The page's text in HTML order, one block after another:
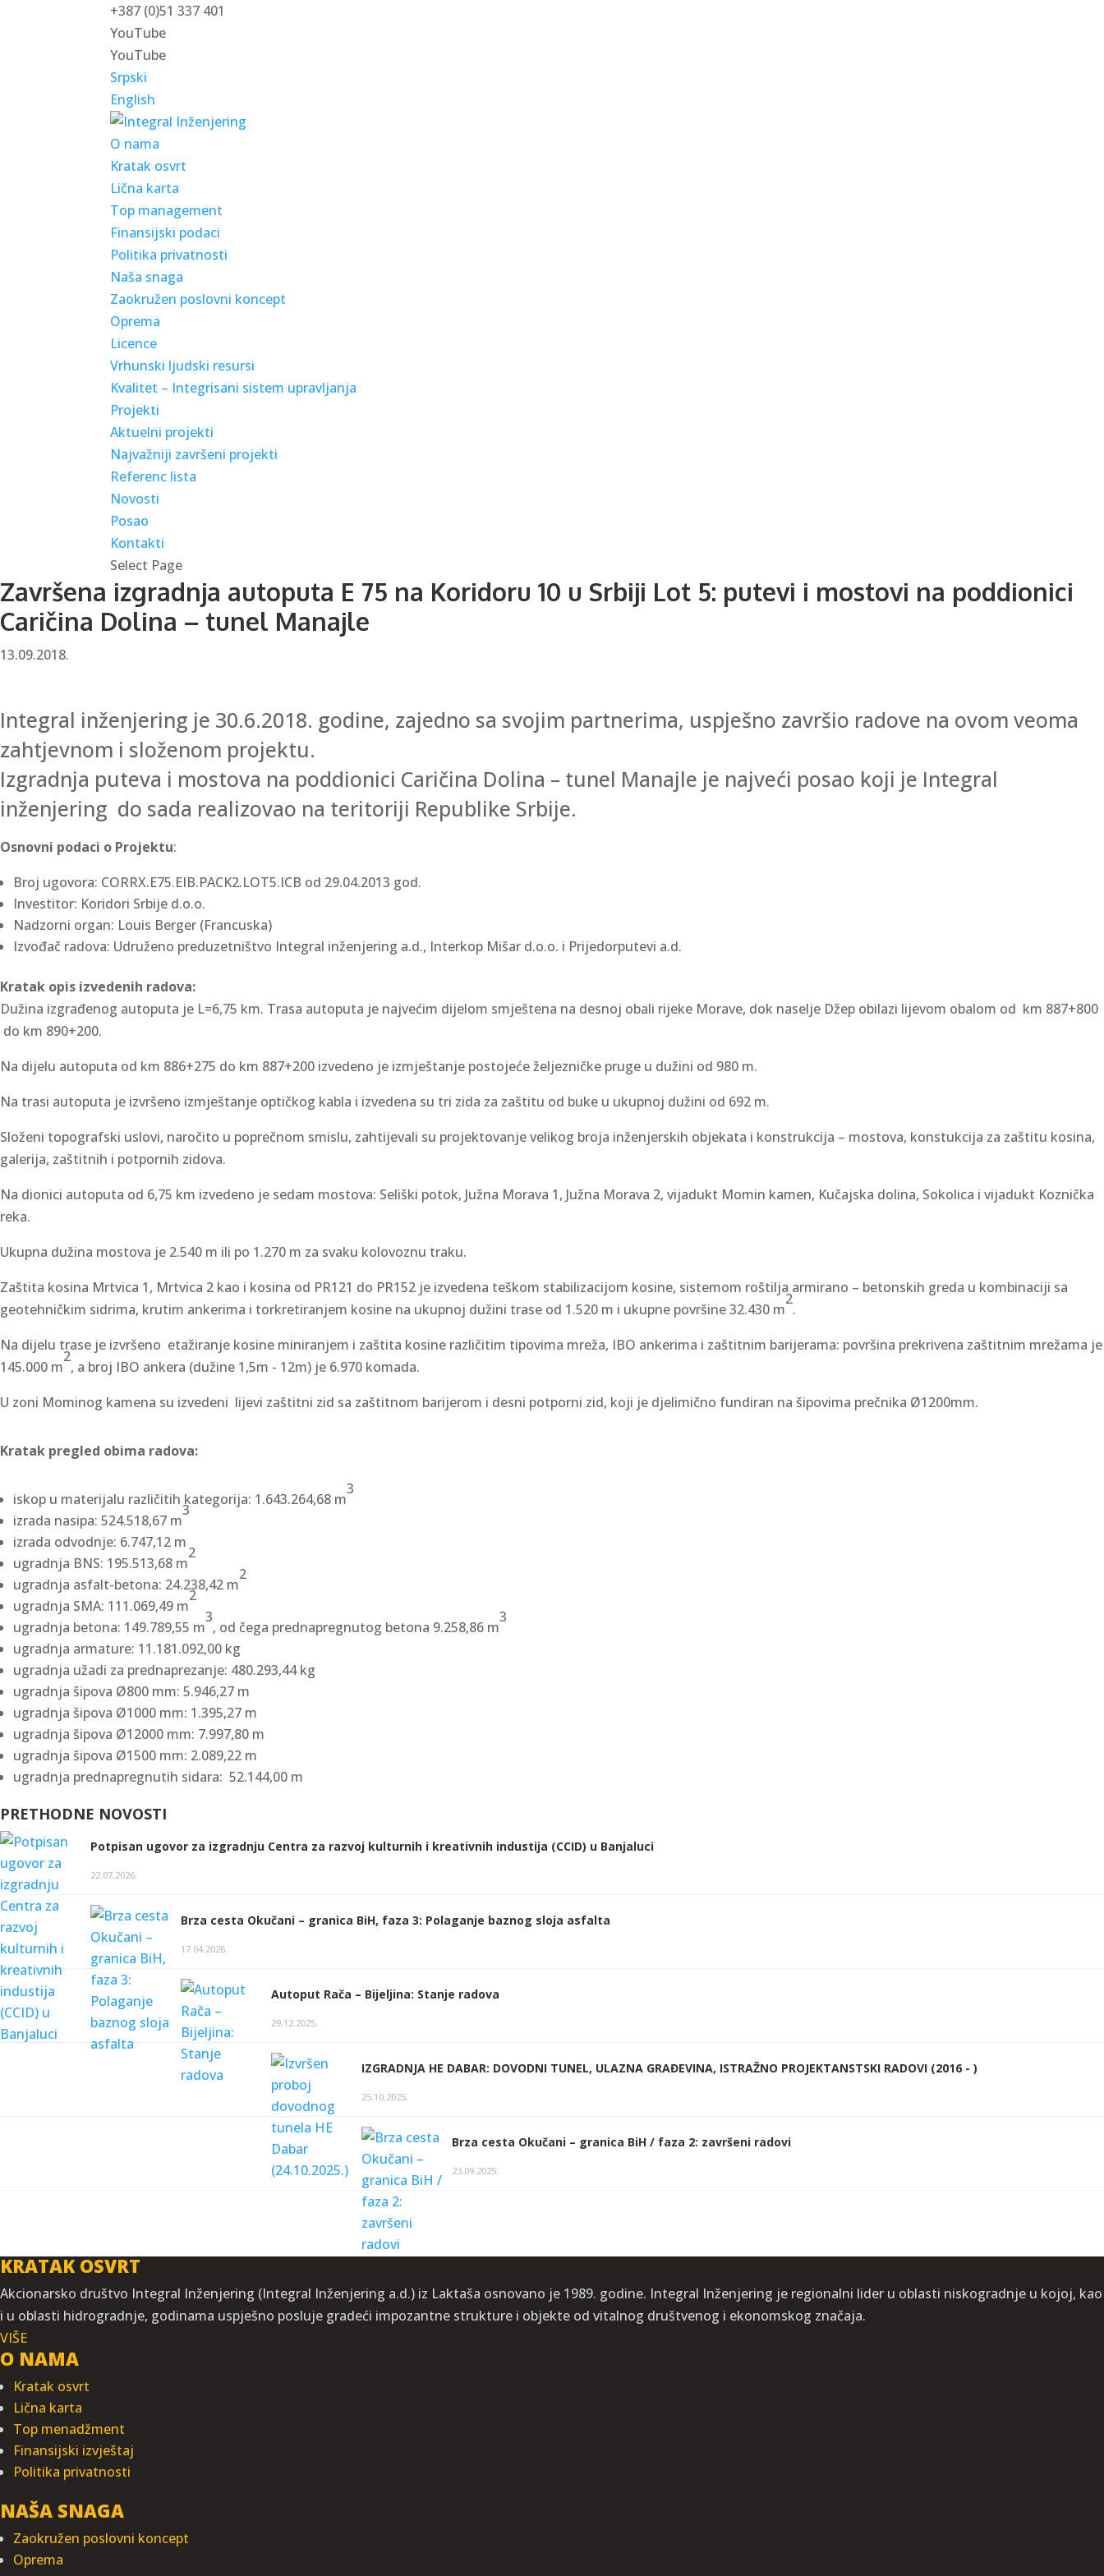
+387 (0)51 337 401
YouTube
YouTube
Srpski
English
O nama
Kratak osvrt
Lična karta
Top management
Finansijski podaci
Politika privatnosti
Naša snaga
Zaokružen poslovni koncept
Oprema
Licence
Vrhunski ljudski resursi
Kvalitet – Integrisani sistem upravljanja
Projekti
Aktuelni projekti
Najvažniji završeni projekti
Referenc lista
Novosti
Posao
Kontakti
Select Page
Završena izgradnja autoputa E 75 na Koridoru 10 u Srbiji Lot 5: putevi i mostovi na poddionici
Caričina Dolina – tunel Manajle
13.09.2018.
Integral inženjering je 30.6.2018. godine, zajedno sa svojim partnerima, uspješno završio radove na ovom veoma
zahtjevnom i složenom projektu.
Izgradnja puteva i mostova na poddionici Caričina Dolina – tunel Manajle je najveći posao koji je Integral
inženjering do sada realizovao na teritoriji Republike Srbije.
Osnovni podaci o Projektu:
Broj ugovora: CORRX.E75.EIB.PACK2.LOT5.ICB od 29.04.2013 god.
Investitor: Koridori Srbije d.o.o.
Nadzorni organ: Louis Berger (Francuska)
Izvođač radova: Udruženo preduzetništvo Integral inženjering a.d., Interkop Mišar d.o.o. i Prijedorputevi a.d.
Kratak opis izvedenih radova:
Dužina izgrađenog autoputa je L=6,75 km. Trasa autoputa je najvećim dijelom smještena na desnoj obali rijeke Morave, dok naselje Džep obilazi lijevom obalom od km 887+800
do km 890+200.
Na dijelu autoputa od km 886+275 do km 887+200 izvedeno je izmještanje postojeće željezničke pruge u dužini od 980 m.
Na trasi autoputa je izvršeno izmještanje optičkog kabla i izvedena su tri zida za zaštitu od buke u ukupnoj dužini od 692 m.
Složeni topografski uslovi, naročito u poprečnom smislu, zahtijevali su projektovanje velikog broja inženjerskih objekata i konstrukcija – mostova, konstukcija za zaštitu kosina,
galerija, zaštitnih i potpornih zidova.
Na dionici autoputa od 6,75 km izvedeno je sedam mostova: Seliški potok, Južna Morava 1, Južna Morava 2, vijadukt Momin kamen, Kučajska dolina, Sokolica i vijadukt Koznička
reka.
Ukupna dužina mostova je 2.540 m ili po 1.270 m za svaku kolovoznu traku.
Zaštita kosina Mrtvica 1, Mrtvica 2 kao i kosina od PR121 do PR152 je izvedena teškom stabilizacijom kosine, sistemom roštilja armirano – betonskih greda u kombinaciji sa
geotehničkim sidrima, krutim ankerima i torkretiranjem kosine na ukupnoj dužini trase od 1.520 m i ukupne površine 32.430 m
2
.
Na dijelu trase je izvršeno etažiranje kosine miniranjem i zaštita kosine različitim tipovima mreža, IBO ankerima i zaštitnim barijerama: površina prekrivena zaštitnim mrežama je
145.000 m
2
, a broj IBO ankera (dužine 1,5m - 12m) je 6.970 komada.
U zoni Mominog kamena su izvedeni lijevi zaštitni zid sa zaštitnom barijerom i desni potporni zid, koji je djelimično fundiran na šipovima prečnika Ø1200mm.
Kratak pregled obima radova:
iskop u materijalu različitih kategorija: 1.643.264,68 m
3
izrada nasipa: 524.518,67 m
3
izrada odvodnje: 6.747,12 m
ugradnja BNS: 195.513,68 m
2
ugradnja asfalt-betona: 24.238,42 m
2
ugradnja SMA: 111.069,49 m
2
ugradnja betona: 149.789,55 m
3
, od čega prednapregnutog betona 9.258,86 m
3
ugradnja armature: 11.181.092,00 kg
ugradnja užadi za prednaprezanje: 480.293,44 kg
ugradnja šipova Ø800 mm: 5.946,27 m
ugradnja šipova Ø1000 mm: 1.395,27 m
ugradnja šipova Ø12000 mm: 7.997,80 m
ugradnja šipova Ø1500 mm: 2.089,22 m
ugradnja prednapregnutih sidara: 52.144,00 m
PRETHODNE NOVOSTI
Potpisan ugovor za izgradnju Centra za razvoj kulturnih i kreativnih industija (CCID) u Banjaluci
22.07.2026.
Brza cesta Okučani – granica BiH, faza 3: Polaganje baznog sloja asfalta
17.04.2026.
Autoput Rača – Bijeljina: Stanje radova
29.12.2025.
IZGRADNJA HE DABAR: DOVODNI TUNEL, ULAZNA GRAĐEVINA, ISTRAŽNO PROJEKTANSTSKI RADOVI (2016 - )
25.10.2025.
Brza cesta Okučani – granica BiH / faza 2: završeni radovi
23.09.2025.
KRATAK OSVRT
Akcionarsko društvo Integral Inženjering (Integral Inženjering a.d.) iz Laktaša osnovano je 1989. godine. Integral Inženjering je regionalni lider u oblasti niskogradnje u kojoj, kao
i u oblasti hidrogradnje, godinama uspješno posluje gradeći impozantne strukture i objekte od vitalnog društvenog i ekonomskog značaja.
VIŠE
O NAMA
Kratak osvrt
Lična karta
Top menadžment
Finansijski izvještaj
Politika privatnosti
NAŠA SNAGA
Zaokružen poslovni koncept
Oprema